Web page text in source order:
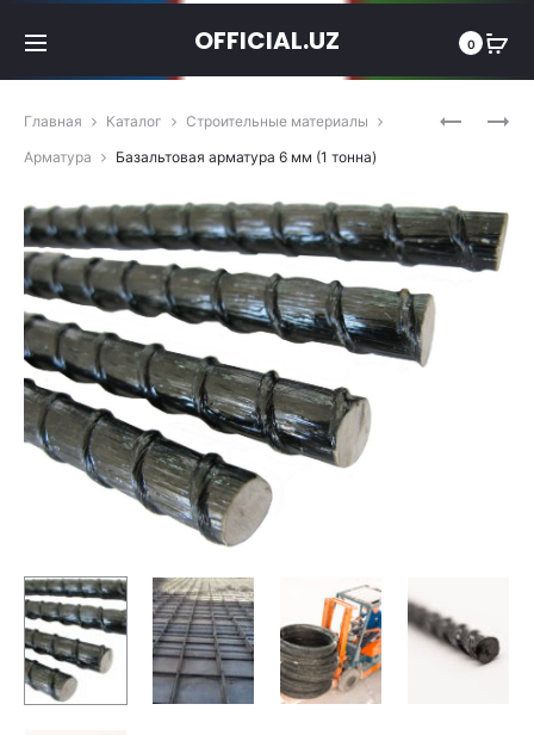
OFFICIAL.UZ 0
(1
ТОННА)
(1
ТОННА)
Главная Каталог
Строительные материалы
Арматура
Базальтовая арматура 6 мм (1 тонна)